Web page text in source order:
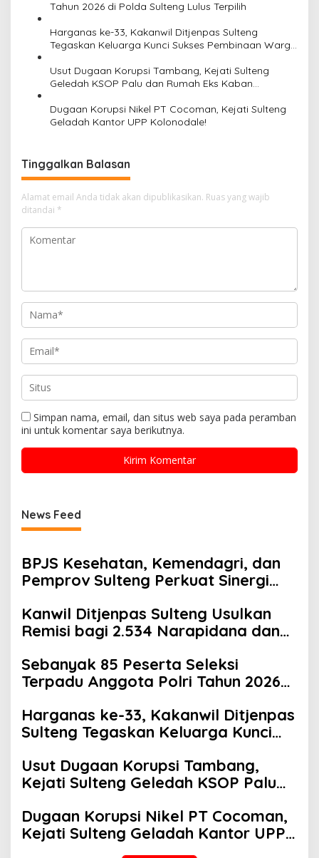
Tahun 2026 di Polda Sulteng Lulus Terpilih
Harganas ke-33, Kakanwil Ditjenpas Sulteng
Tegaskan Keluarga Kunci Sukses Pembinaan Warga
Usut Dugaan Korupsi Tambang, Kejati Sulteng
Geledah KSOP Palu dan Rumah Eks Kaban
Dugaan Korupsi Nikel PT Cocoman, Kejati Sulteng
Geladah Kantor UPP Kolonodale!
Tinggalkan Balasan
Alamat email Anda tidak akan dipublikasikan. Ruas yang wajib
ditandai *
Simpan nama, email, dan situs web saya pada peramban
ini untuk komentar saya berikutnya.
News Feed
BPJS Kesehatan, Kemendagri, dan
Pemprov Sulteng Perkuat Sinergi
Kanwil Ditjenpas Sulteng Usulkan
Remisi bagi 2.534 Narapidana dan
Sebanyak 85 Peserta Seleksi
Terpadu Anggota Polri Tahun 2026
Harganas ke-33, Kakanwil Ditjenpas
Sulteng Tegaskan Keluarga Kunci
dan Indonesia Emas 2045
Usut Dugaan Korupsi Tambang,
Kejati Sulteng Geledah KSOP Palu
Donggala
Dugaan Korupsi Nikel PT Cocoman,
Kejati Sulteng Geladah Kantor UPP